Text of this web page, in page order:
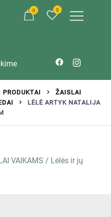
0 0
PRODUKTAI
ŽAISLAI
LĖLĖ ARTYK NATALIJA
VAIKAMS / Lėlės ir jų